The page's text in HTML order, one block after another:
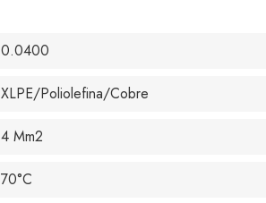
0.0400
XLPE/Poliolefina/Cobre
4 Mm2
70°C